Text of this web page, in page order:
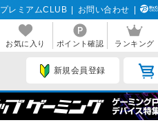
プレミアムCLUB お問い合わせ
お気に入り ポイント確認 ランキング
新規会員登録